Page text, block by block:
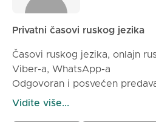
Privatni časovi ruskog jezika
Časovi ruskog jezika, onlajn
Viber-a, WhatsApp-a
Odgovoran i posvećen
iskustvom, ruski đak
Vidite više...